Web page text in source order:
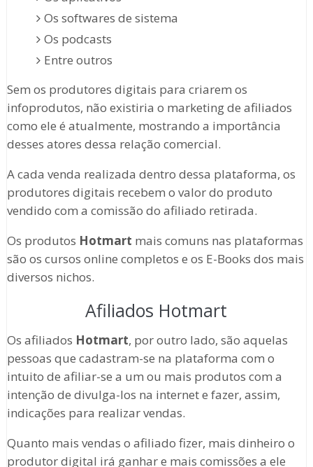
Os softwares de sistema
Os podcasts
Entre outros
Sem os produtores digitais para criarem os
infoprodutos, não existiria o marketing de afiliados
como ele é atualmente, mostrando a importância
desses atores dessa relação comercial.
A cada venda realizada dentro dessa plataforma, os
produtores digitais recebem o valor do produto
vendido com a comissão do afiliado retirada.
Os produtos Hotmart mais comuns nas plataformas
são os cursos online completos e os E-Books dos mais
diversos nichos.
Afiliados Hotmart
Os afiliados Hotmart, por outro lado, são aquelas
pessoas que cadastram-se na plataforma com o
intuito de afiliar-se a um ou mais produtos com a
intenção de divulga-los na internet e fazer, assim,
indicações para realizar vendas.
Quanto mais vendas o afiliado fizer, mais dinheiro o
produtor digital irá ganhar e mais comissões a ele